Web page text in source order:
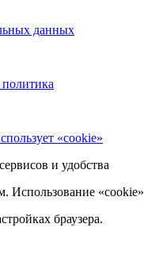
данных
«cookie»
и удобства
Использование «cookie»
браузера.